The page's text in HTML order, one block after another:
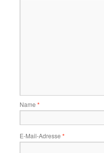
Name *
E-Mail-Adresse *